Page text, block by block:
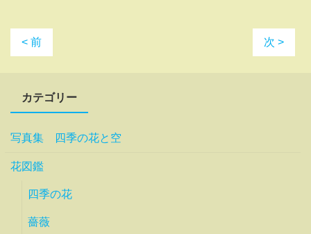
< 前 次 >
カテゴリー
写真集 四季の花と空
花図鑑
四季の花
薔薇